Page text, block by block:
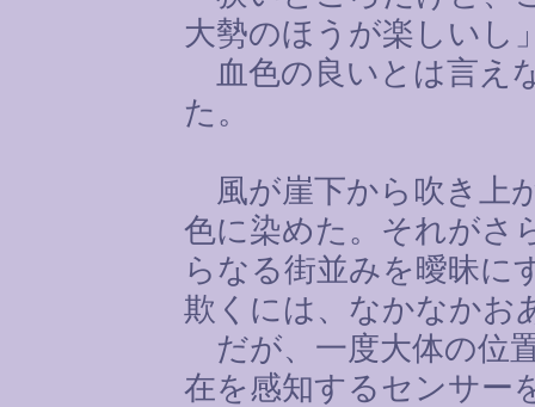
大勢のほうが楽しいし
血色の良いとは言え
た。
風が崖下から吹き上
色に染めた。それがさ
らなる街並みを曖昧に
欺くには、なかなかお
だが、一度大体の位
在を感知するセンサー